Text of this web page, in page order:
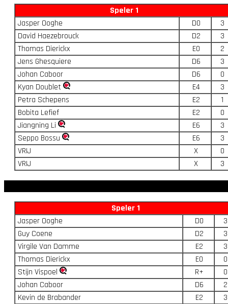
Speler 1
Jasper Ooghe
D0
3
David Haezebrouck
D2
3
Thomas Dierickx
E0
2
Jens Ghesquiere
D6
3
Johan Caboor
D6
0
Kyan Doublet
E4
3
Petra Schepens
E2
1
Bobita Lefief
E2
0
Jiangning Li
E6
3
Seppo Bossu
E6
3
VRIJ
X
0
VRIJ
X 3
Speler 1
Jasper Ooghe
D0
3
Guy Coene
D2
3
Virgile Van Damme
E2
3
Thomas Dierickx
E0
0
Stijn Vispoel
R+
0
Johan Caboor
D6
2
Kevin de Brabander
E2
3